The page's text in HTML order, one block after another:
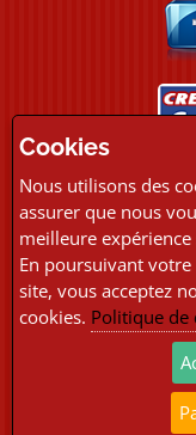
Copyright
Cookies
Nous utilisons des
assurer que nous
meilleure
En poursuivant
site, vous acceptez
cookies. Politique de